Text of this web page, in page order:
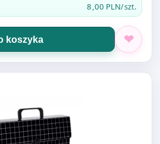
8,00 PLN/szt.
koszyka
Z RĄCZKĄ 6CM KLIPSEM